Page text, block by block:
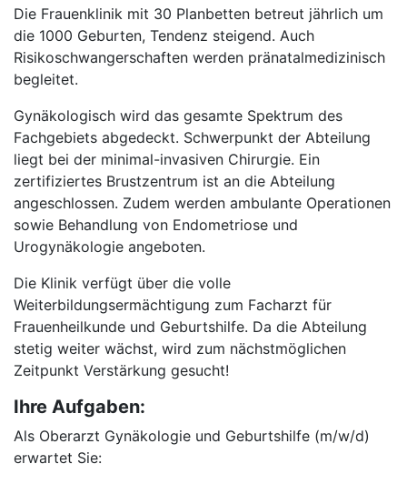
Die Frauenklinik mit 30 Planbetten betreut jährlich um
die 1000 Geburten, Tendenz steigend. Auch
Risikoschwangerschaften werden pränatalmedizinisch
begleitet.
Gynäkologisch wird das gesamte Spektrum des
Fachgebiets abgedeckt. Schwerpunkt der Abteilung
liegt bei der minimal-invasiven Chirurgie. Ein
zertifiziertes Brustzentrum ist an die Abteilung
angeschlossen. Zudem werden ambulante Operationen
sowie Behandlung von Endometriose und
Urogynäkologie angeboten.
Die Klinik verfügt über die volle
Weiterbildungsermächtigung zum Facharzt für
Frauenheilkunde und Geburtshilfe. Da die Abteilung
stetig weiter wächst, wird zum nächstmöglichen
Zeitpunkt Verstärkung gesucht!
Ihre Aufgaben:
Als Oberarzt Gynäkologie und Geburtshilfe (m/w/d)
erwartet Sie: